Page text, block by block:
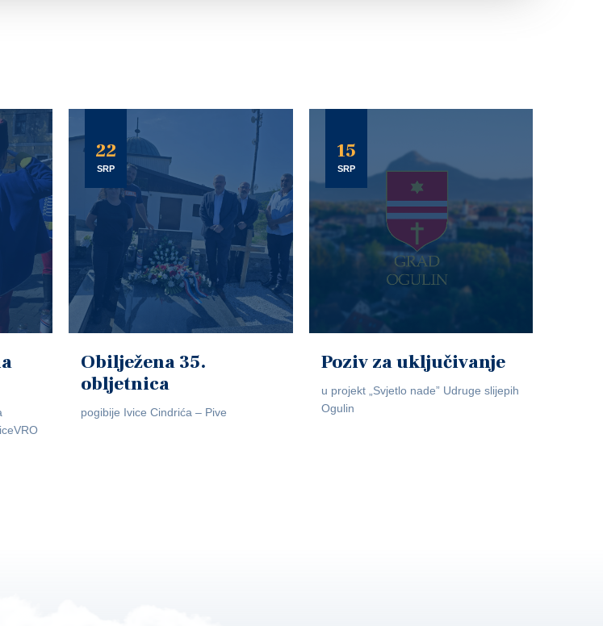
22
SRP
Obilježena 35.
obljetnica
pogibije Ivice Cindrića – Pive
15
SRP
Poziv za uključivanje
u projekt „Svjetlo nade” Udruge slijepih
Ogulin